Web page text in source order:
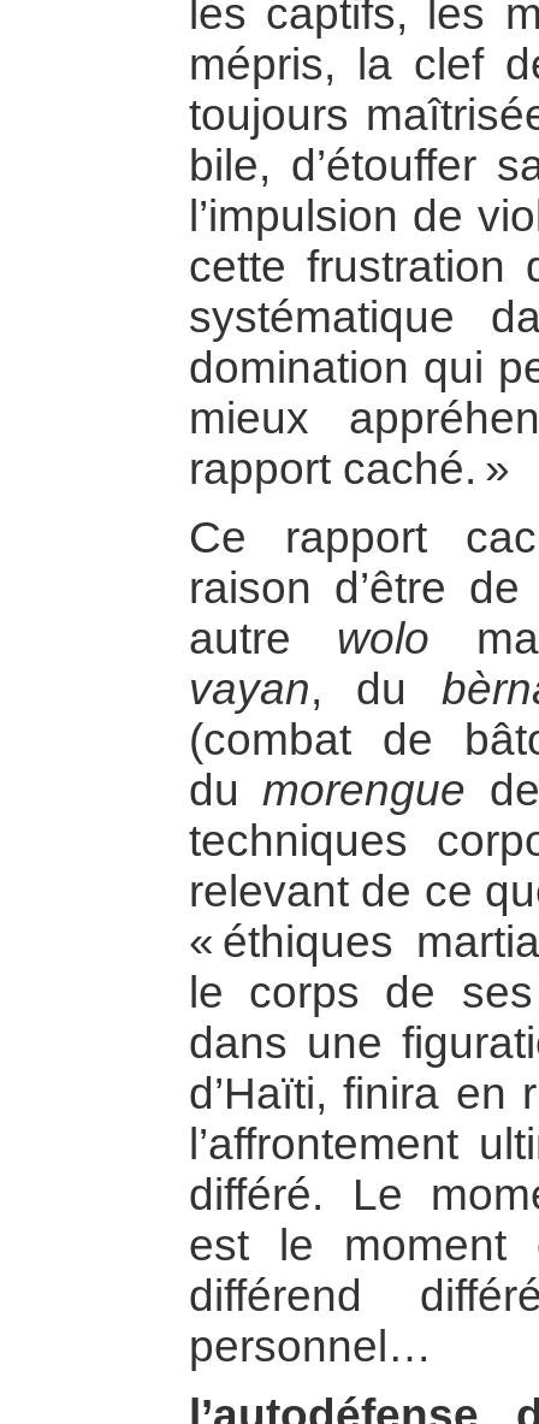
les captifs, les
mépris, la clef
toujours
bile, d’étouffer
l’impulsion de
cette frustration
systématique
domination qui
mieux
rapport caché. »
Ce rapport
raison d’être
autre wolo
vayan, du
(combat de
du morengue
techniques
relevant de ce
« éthiques
le corps de
dans une
d’Haïti, finira en
l’affrontement
différé. Le
est le moment
différend
personnel…